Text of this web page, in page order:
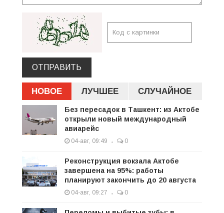
ОТПРАВИТЬ
НОВОЕ ЛУЧШЕЕ СЛУЧАЙНОЕ
Без пересадок в Ташкент: из Актобе
открыли новый международный
авиарейс
04-авг, 09:49 0
Реконструкция вокзала Актобе
завершена на 95%: работы
планируют закончить до 20 августа
04-авг, 09:27 0